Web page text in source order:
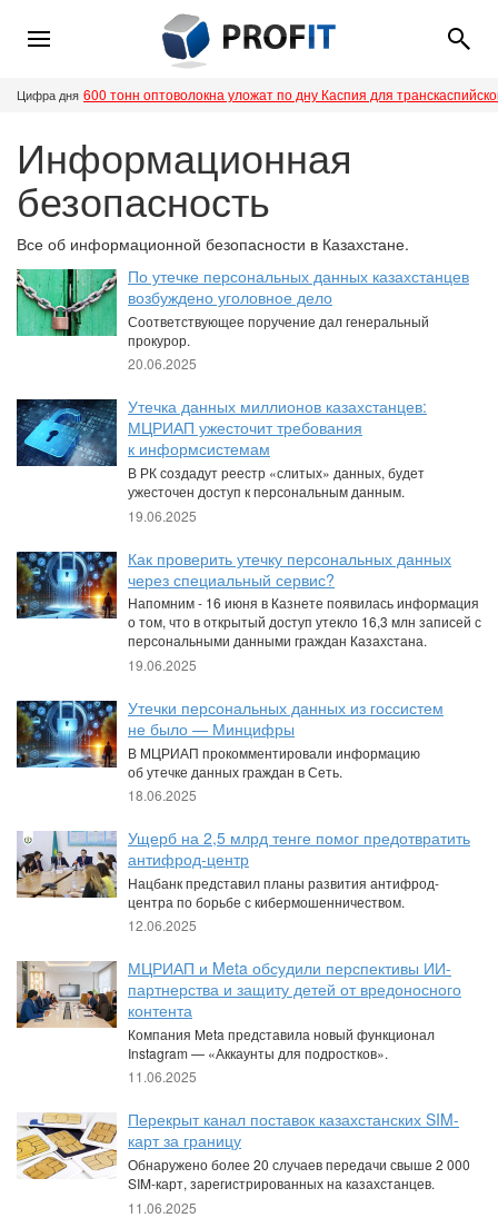
Цифра дня 600 тонн оптоволокна уложат по дну Каспия для
Информационная
безопасность
Все об информационной безопасности в Казахстане.
По утечке персональных данных казахстанцев
возбуждено уголовное дело
Соответствующее поручение дал генеральный
прокурор.
20.06.2025
Утечка данных миллионов казахстанцев:
МЦРИАП ужесточит требования
к информсистемам
В РК создадут реестр «слитых» данных, будет
ужесточен доступ к персональным данным.
19.06.2025
Как проверить утечку персональных данных
через специальный сервис?
Напомним - 16 июня в Казнете появилась информация
о том, что в открытый доступ утекло 16,3 млн записей с
персональными данными граждан Казахстана.
19.06.2025
Утечки персональных данных из госсистем
не было — Минцифры
В МЦРИАП прокомментировали информацию
об утечке данных граждан в Сеть.
18.06.2025
Ущерб на 2,5 млрд тенге помог предотвратить
антифрод-центр
Нацбанк представил планы развития антифрод-
центра по борьбе с кибермошенничеством.
12.06.2025
МЦРИАП и Meta обсудили перспективы ИИ-
партнерства и защиту детей от вредоносного
контента
Компания Meta представила новый функционал
Instagram — «Аккаунты для подростков».
11.06.2025
Перекрыт канал поставок казахстанских SIM-
карт за границу
Обнаружено более 20 случаев передачи свыше 2 000
SIM-карт, зарегистрированных на казахстанцев.
11.06.2025